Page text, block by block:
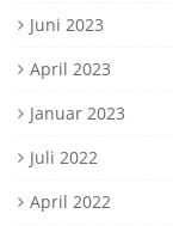
Juni 2023
April 2023
Januar 2023
Juli 2022
April 2022